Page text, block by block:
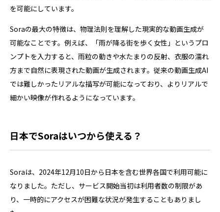
を可能にしています。
Soraの最大の特徴は、物理法則を理解した現実的な動画生成が
可能なことです。例えば、「雨が降る街を歩く女性」というプロ
ンプトを入力すると、雨粒の動きや水たまりの反射、衣服の濡れ
方まで自然に表現された動画が生成されます。従来の動画生成AI
では難しかったリアルな描写が可能になっており、よりリアルで
細かい映像が作れるようになっています。
日本でSoraはいつから使える？
Soraは、2024年12月10日から日本を含む世界各国で利用可能に
なりました。ただし、サービス開始当初は利用者数の制限があ
り、一時的にアクセスが困難な状況が発生することもありまし